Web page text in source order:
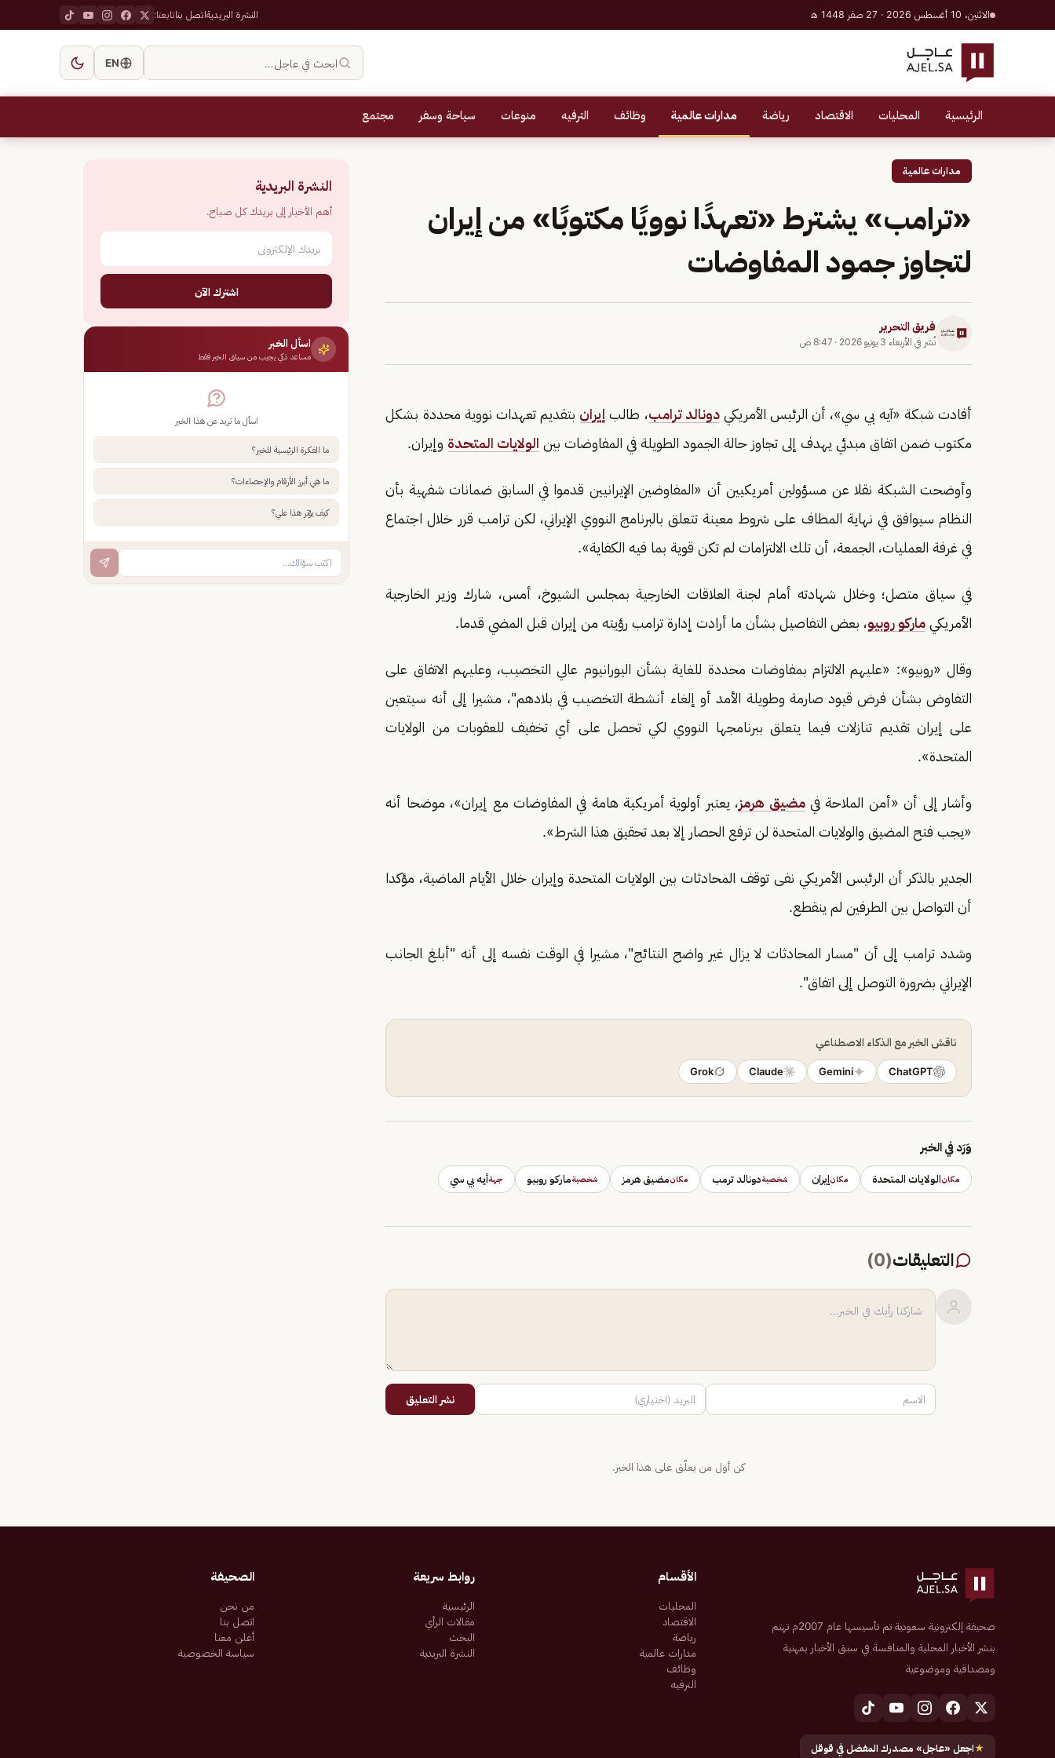
الاثنين، 10 أغسطس 2026 · 27 صفر 1448 هـ النشرة البريديةاتصل بناتابعنا:
ابحث في عاجل… EN
الرئيسية المحليات الاقتصاد رياضة مدارات عالمية وظائف الترفيه منوعات سياحة وسفر مجتمع
مدارات عالمية
«ترامب» يشترط «تعهدًا نوويًا مكتوبًا» من إيران
لتجاوز جمود المفاوضات
فريق التحرير
نُشر في الأربعاء 3 يونيو 2026 · 8:47 ص
أفادت شبكة «آيه بي سي»، أن الرئيس الأمريكيدونالد ترامب، طالب إيران بتقديم تعهدات نووية محددة بشكل
مكتوب ضمن اتفاق مبدئي يهدف إلى تجاوز حالة الجمود الطويلة في المفاوضات بين الولايات المتحدة وإيران.
وأوضحت الشبكة نقلا عن مسؤولين أمريكيين أن «المفاوضين الإيرانيين قدموا في السابق ضمانات شفهية بأن
النظام سيوافق في نهاية المطاف على شروط معينة تتعلق بالبرنامج النووي الإيراني، لكن ترامب قرر خلال اجتماع
في غرفة العمليات، الجمعة، أن تلك الالتزامات لم تكن قوية بما فيه الكفاية».
في سياق متصل؛ وخلال شهادته أمام لجنة العلاقات الخارجية بمجلس الشيوخ، أمس، شارك وزير الخارجية
الأمريكي ماركو روبيو، بعض التفاصيل بشأن ما أرادت إدارة ترامب رؤيته من إيران قبل المضي قدما.
وقال «روبيو»: «عليهم الالتزام بمفاوضات محددة للغاية بشأن اليورانيوم عالي التخصيب، وعليهم الاتفاق على
التفاوض بشأن فرض قيود صارمة وطويلة الأمد أو إلغاء أنشطة التخصيب في بلادهم"، مشيرا إلى أنه سيتعين
على إيران تقديم تنازلات فيما يتعلق ببرنامجها النووي لكي تحصل على أي تخفيف للعقوبات من الولايات
المتحدة».
وأشار إلى أن «أمن الملاحة فيمضيق هرمز، يعتبر أولوية أمريكية هامة في المفاوضات مع إيران»، موضحا أنه
«يجب فتح المضيق والولايات المتحدة لن ترفع الحصار إلا بعد تحقيق هذا الشرط».
الجدير بالذكر أن الرئيس الأمريكي نفى توقف المحادثات بين الولايات المتحدة وإيران خلال الأيام الماضية، مؤكدا
أن التواصل بين الطرفين لم ينقطع.
وشدد ترامب إلى أن "مسار المحادثات لا يزال غير واضح النتائج"، مشيرا في الوقت نفسه إلى أنه "أبلغ الجانب
الإيراني بضرورة التوصل إلى اتفاق".
ناقش الخبر مع الذكاء الاصطناعي
ChatGPT
Gemini
Claude
Grok
وَرَد في الخبر
مكانالولايات المتحدة مكانإيران شخصيةدونالد ترمب مكانمضيق هرمز شخصيةماركو روبيو جهةأيه بي سي
التعليقات(
0
)
نشر التعليق
كن أول من يعلّق على هذا الخبر.
النشرة البريدية
أهم الأخبار إلى بريدك كل صباح.
اشترك الآن
اسأل الخبر
مساعد ذكي يجيب من سياق الخبر فقط
اسأل ما تريد عن هذا الخبر
ما الفكرة الرئيسية للخبر؟
ما هي أبرز الأرقام والإحصاءات؟
كيف يؤثر هذا علي؟
صحيفة إلكترونية سعودية تم تأسيسها عام 2007م تهتم
بنشر الأخبار المحلية والمنافسة في سبق الأخبار بمهنية
ومصداقية وموضوعية
★اجعل «عاجل» مصدرك المفضل في قوقل
الأقسام
المحليات
الاقتصاد
رياضة
مدارات عالمية
وظائف
الترفيه
روابط سريعة
الرئيسية
مقالات الرأي
البحث
النشرة البريدية
الصحيفة
من نحن
اتصل بنا
أعلن معنا
سياسة الخصوصية